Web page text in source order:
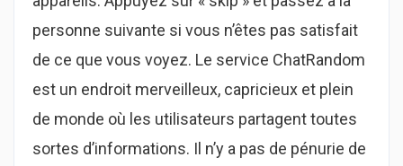
personne suivante si vous n’êtes pas satisfait
de ce que vous voyez. Le service ChatRandom
est un endroit merveilleux, capricieux et plein
de monde où les utilisateurs partagent toutes
sortes d’informations. Il n’y a pas de pénurie de